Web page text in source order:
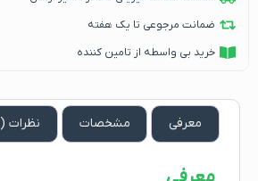
ضمانت مرجوعی تا یک هفته
خرید بی واسطه از تامین کننده
معرفی مشخصات نظرات (0)